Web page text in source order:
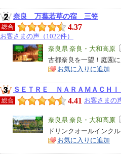
奈良 万葉若草の宿 三笠
総合 4.37
お客さまの声（1022件）
エ
リ
ア
奈良県 奈良・大和高原
特
徴
古都奈良を一望！庭園
お気に入りに追加
ＳＥＴＲＥ ＮＡＲＡＭＡＣＨ
総合 4.41 お客さまの
エ
リ
ア
奈良県 奈良・大和高原
特
徴
ドリンクオールインク
お気に入りに追加